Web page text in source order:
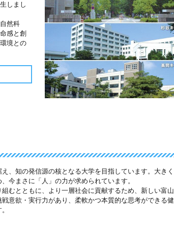
しまし
然科
感と創
境との
、知の発信源の核となる大学を目指しています。大きく
今まさに「人」の力が求められています。
むとともに、より一層社会に貢献するため、新しい富山
意欲・実行力があり、柔軟かつ本質的な思考ができる健